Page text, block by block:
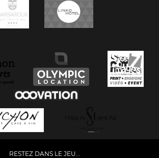
RESTEZ DANS LE JEU...